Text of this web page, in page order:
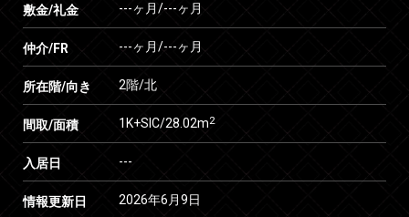
敷金/礼金 ---ヶ月/---ヶ月
仲介/FR ---ヶ月/---ヶ月
所在階/向き 2階/北
間取/面積 1K+SIC/28.02m2
入居日 ---
情報更新日 2026年6月9日